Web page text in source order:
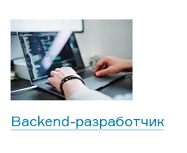
Backend-разработчик